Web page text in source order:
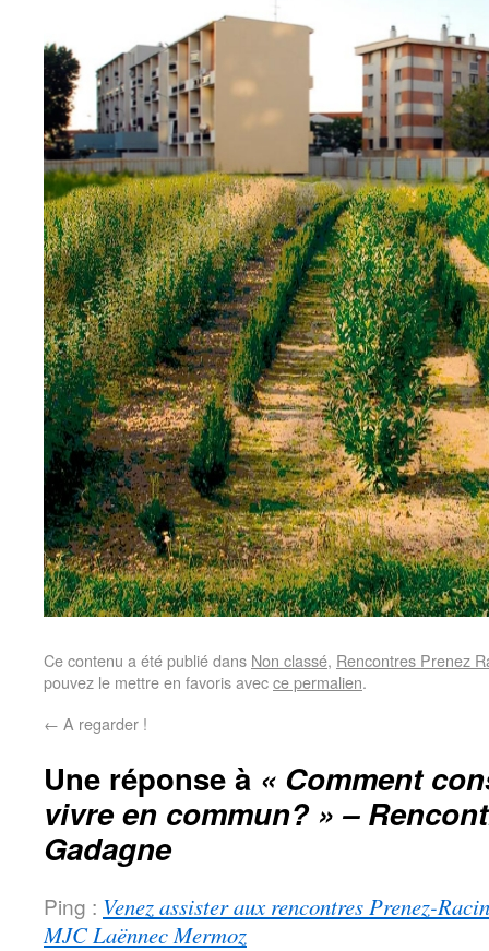
Ce contenu a été publié dans Non classé, Rencontres Prenez
pouvez le mettre en favoris avecce permalien.
← A regarder !
Une réponse à « Comment
vivre en commun? » –
Gadagne
Ping : Venez assister aux rencontres Prenez-
MJC Laënnec Mermoz